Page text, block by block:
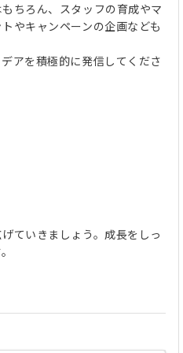
ちろん、スタッフの育成やマ
やキャンペーンの企画なども
アを積極的に発信してくださ
ていきましょう。成長をしっ